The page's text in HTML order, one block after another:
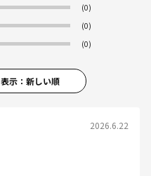
(0)
(0)
(0)
表示：新しい順
2026.6.22